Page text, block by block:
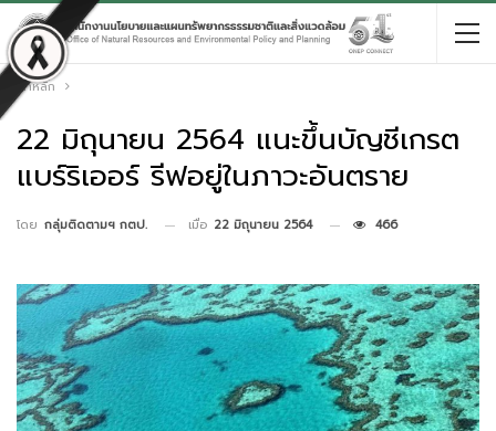
หน้าหลัก
22 มิถุนายน 2564 แนะขึ้นบัญชีเกรต
แบร์ริเออร์ รีฟอยู่ในภาวะอันตราย
โดย กลุ่มติดตามฯ กตป. เมื่อ 22 มิถุนายน 2564 466